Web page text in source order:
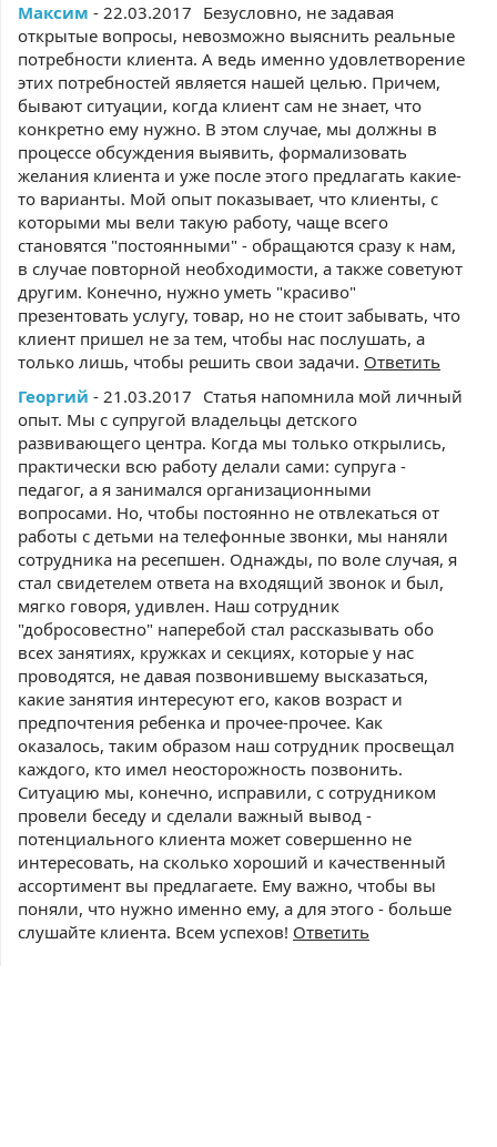
Максим - 22.03.2017 Безусловно, не задавая
открытые вопросы, невозможно выяснить реальные
потребности клиента. А ведь именно удовлетворение
этих потребностей является нашей целью. Причем,
бывают ситуации, когда клиент сам не знает, что
конкретно ему нужно. В этом случае, мы должны в
процессе обсуждения выявить, формализовать
желания клиента и уже после этого предлагать какие-
то варианты. Мой опыт показывает, что клиенты, с
которыми мы вели такую работу, чаще всего
становятся "постоянными" - обращаются сразу к нам,
в случае повторной необходимости, а также советуют
другим. Конечно, нужно уметь "красиво"
презентовать услугу, товар, но не стоит забывать, что
клиент пришел не за тем, чтобы нас послушать, а
только лишь, чтобы решить свои задачи. Ответить
Георгий - 21.03.2017 Статья напомнила мой личный
опыт. Мы с супругой владельцы детского
развивающего центра. Когда мы только открылись,
практически всю работу делали сами: супруга -
педагог, а я занимался организационными
вопросами. Но, чтобы постоянно не отвлекаться от
работы с детьми на телефонные звонки, мы наняли
сотрудника на ресепшен. Однажды, по воле случая, я
стал свидетелем ответа на входящий звонок и был,
мягко говоря, удивлен. Наш сотрудник
"добросовестно" наперебой стал рассказывать обо
всех занятиях, кружках и секциях, которые у нас
проводятся, не давая позвонившему высказаться,
какие занятия интересуют его, каков возраст и
предпочтения ребенка и прочее-прочее. Как
оказалось, таким образом наш сотрудник просвещал
каждого, кто имел неосторожность позвонить.
Ситуацию мы, конечно, исправили, с сотрудником
провели беседу и сделали важный вывод -
потенциального клиента может совершенно не
интересовать, на сколько хороший и качественный
ассортимент вы предлагаете. Ему важно, чтобы вы
поняли, что нужно именно ему, а для этого - больше
слушайте клиента. Всем успехов! Ответить